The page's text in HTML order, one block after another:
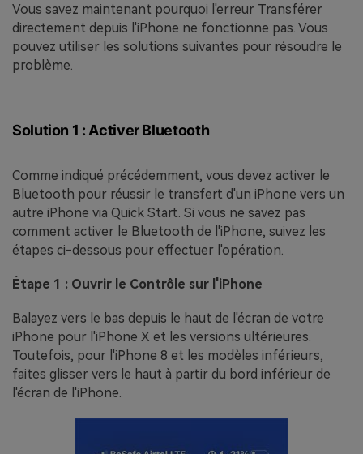
Vous savez maintenant pourquoi l'erreur Transférer
directement depuis l'iPhone ne fonctionne pas. Vous
pouvez utiliser les solutions suivantes pour résoudre le
problème.
Solution 1 : Activer Bluetooth
Comme indiqué précédemment, vous devez activer le
Bluetooth pour réussir le transfert d'un iPhone vers un
autre iPhone via Quick Start. Si vous ne savez pas
comment activer le Bluetooth de l'iPhone, suivez les
étapes ci-dessous pour effectuer l'opération.
Étape 1 : Ouvrir le Contrôle sur l'iPhone
Balayez vers le bas depuis le haut de l'écran de votre
iPhone pour l'iPhone X et les versions ultérieures.
Toutefois, pour l'iPhone 8 et les modèles inférieurs,
faites glisser vers le haut à partir du bord inférieur de
l'écran de l'iPhone.